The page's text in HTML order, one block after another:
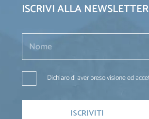
ISCRIVI ALLA NEWSLETTER
Dichiaro di aver preso visione ed